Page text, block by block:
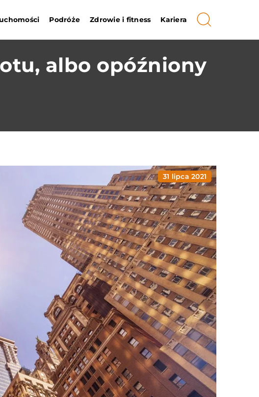
Podróże Zdrowie i fitness Kariera
albo opóźniony
31 lipca 2021